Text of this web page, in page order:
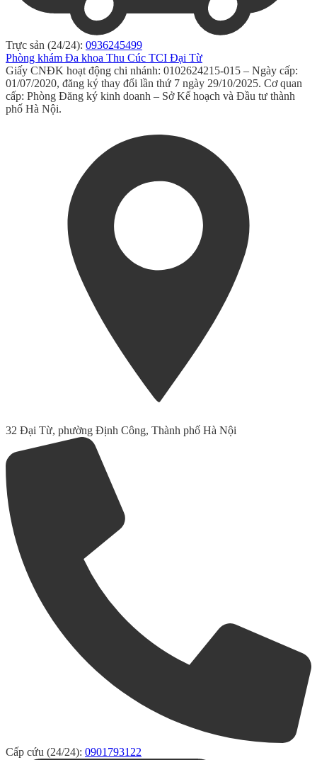
Trực sản (24/24): 0936245499
Phòng khám Đa khoa Thu Cúc TCI Đại Từ
Giấy CNĐK hoạt động chi nhánh: 0102624215-015 – Ngày cấp:
01/07/2020, đăng ký thay đổi lần thứ 7 ngày 29/10/2025. Cơ quan
cấp: Phòng Đăng ký kinh doanh – Sở Kế hoạch và Đầu tư thành
phố Hà Nội.
32 Đại Từ, phường Định Công, Thành phố Hà Nội
Cấp cứu (24/24): 0901793122